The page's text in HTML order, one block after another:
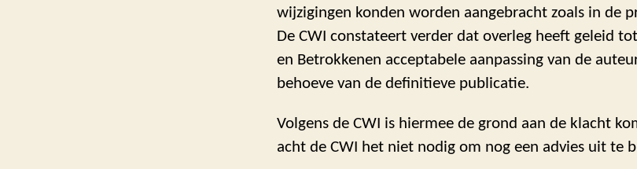
wijzigingen konden worden aangebracht zoals in de
De CWI constateert verder dat overleg heeft geleid
en Betrokkenen acceptabele aanpassing van de
behoeve van de definitieve publicatie.
Volgens de CWI is hiermee de grond aan de klacht
acht de CWI het niet nodig om nog een advies uit te